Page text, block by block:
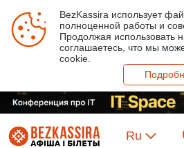
BezKassira использует
полноценной работы и
Продолжая использовать
соглашаетесь, что мы
cookie.
Ru